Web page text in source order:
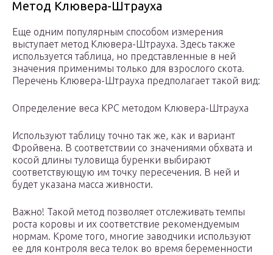
Метод Клювера-Штрауха
Еще одним популярным способом измерения
выступает метод Клювера-Штрауха. Здесь также
используется таблица, но представленные в ней
значения применимы только для взрослого скота.
Перечень Клювера-Штрауха предполагает такой вид:
Определение веса КРС методом Клювера-Штрауха
Используют таблицу точно так же, как и вариант
Фройвена. В соответствии со значениями обхвата и
косой длины туловища буренки выбирают
соответствующую им точку пересечения. В ней и
будет указана масса живности.
Важно! Такой метод позволяет отслеживать темпы
роста коровы и их соответствие рекомендуемым
нормам. Кроме того, многие заводчики используют
ее для контроля веса телок во время беременности